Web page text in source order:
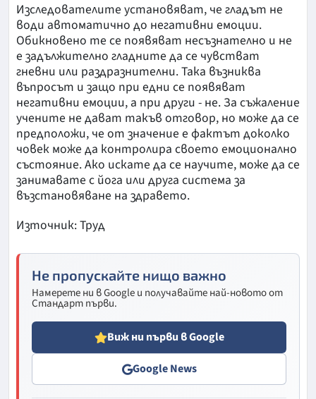
Изследователите установяват, че гладът не
води автоматично до негативни емоции.
Обикновено те се появяват несъзнателно и не
е задължително гладните да се чувстват
гневни или раздразнителни. Така възниква
въпросът и защо при едни се появяват
негативни емоции, а при други - не. За съжаление
учените не дават такъв отговор, но може да се
предположи, че от значение е фактът доколко
човек може да контролира своето емоционално
състояние. Ако искате да се научите, може да се
занимавате с йога или друга система за
възстановяване на здравето.
Източник: Труд
Не пропускайте нищо важно
Намерете ни в Google и получавайте най-новото от
Стандарт първи.
Виж ни първи в Google
Google News